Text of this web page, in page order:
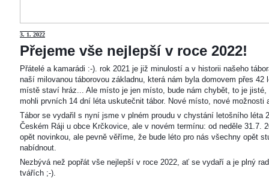
3. 1. 2022
Přejeme vše nejlepší v roce 2022!
Přátelé a kamarádi :-). rok 2021 je již minulostí a v historii našeho
naší milovanou táborovou základnu, která nám byla domovem přes
místě staví hráz... Ale místo je jen místo, bude nám chybět, to je
mohli prvních 14 dní léta uskutečnit tábor. Nové místo, nové
Tábor se vydařil s nyní jsme v plném proudu v chystání letošního léta
Českém Ráji u obce Krčkovice, ale v novém termínu: od neděle 31.7.
opět novinkou, ale pevně věříme, že bude léto pro nás všechny opět
nabídnout.
Nezbývá než popřát vše nejlepší v roce 2022, ať se vydaří a je plný
tvářích ;-).